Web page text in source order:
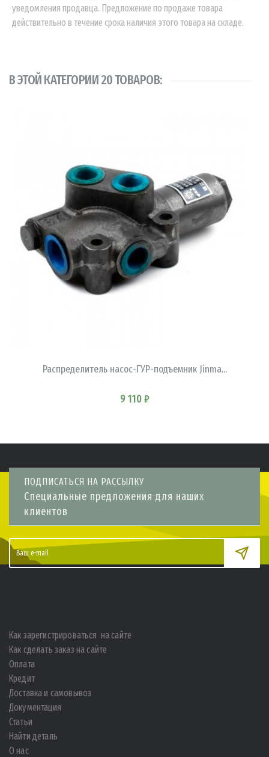
уведомления продавца. Предложение по продаже товара
действительно в течение срока наличия этого товара на складе.
В ЭТОЙ КАТЕГОРИИ 20 ТОВАРОВ:
Распределитель насос-ГУР-подъемник Jinma...
9 110 ₽
ПОДПИСАТЬСЯ НА РАССЫЛКУ
Специальные предложения для наших
клиентов
Как зарегистрироваться на сайте
Как сделать заказ на сайте
Оплата
Кредит
Доставка и самовывоз
Документация
Статьи
Найти деталь
О нас